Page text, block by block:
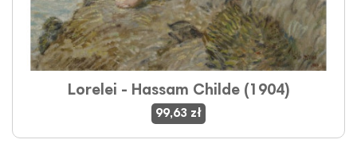
Lorelei - Hassam Childe (1904)
99,63 zł